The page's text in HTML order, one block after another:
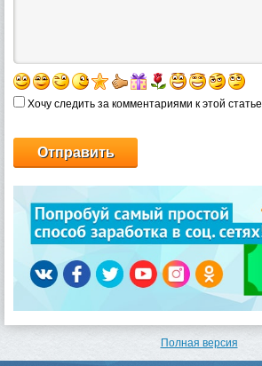
Хочу следить за комментариями к этой статье
Полная версия